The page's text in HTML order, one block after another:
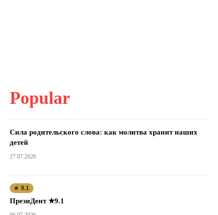
Popular
Сила родительского слова: как молитва хранит наших
детей
27.07.2026
★ 9.1
ПрезиДент ★9.1